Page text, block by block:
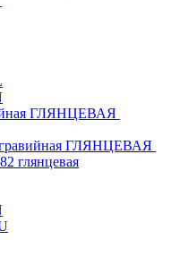
ГЛЯНЦЕВАЯ
ГЛЯНЦЕВАЯ
глянцевая